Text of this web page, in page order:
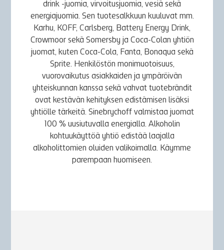
drink -juomia, virvoitusjuomia, vesiä sekä
energiajuomia. Sen tuotesalkkuun kuuluvat mm.
Karhu, KOFF, Carlsberg, Battery Energy Drink,
Crowmoor sekä Somersby ja Coca-Colan yhtiön
juomat, kuten Coca-Cola, Fanta, Bonaqua sekä
Sprite. Henkilöstön monimuotoisuus,
vuorovaikutus asiakkaiden ja ympäröivän
yhteiskunnan kanssa sekä vahvat tuotebrändit
ovat kestävän kehityksen edistämisen lisäksi
yhtiölle tärkeitä. Sinebrychoff valmistaa juomat
100 % uusiutuvalla energialla. Alkoholin
kohtuukäyttöä yhtiö edistää laajalla
alkoholittomien oluiden valikoimalla. Käymme
parempaan huomiseen.